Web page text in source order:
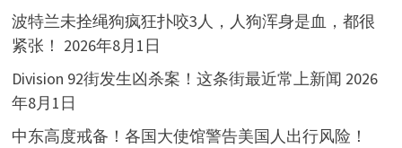
波特兰未拴绳狗疯狂扑咬3人，人狗浑身是血，都很
紧张！ 2026年8月1日
Division 92街发生凶杀案！这条街最近常上新闻 2026
年8月1日
中东高度戒备！各国大使馆警告美国人出行风险！